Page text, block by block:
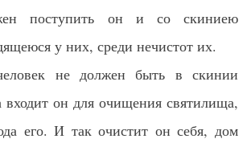
поступить он и со скиниею
у них, среди нечистот их.
не должен быть в скинии
входит он для очищения святилища,
его. И так очистит он себя, дом